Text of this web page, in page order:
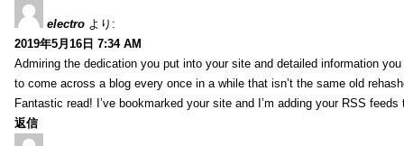
electro より:
2019年5月16日 7:34 AM
Admiring the dedication you put into your site and detailed information you
to come across a blog every once in a while that isn’t the same old
Fantastic read! I’ve bookmarked your site and I’m adding your RSS
返信